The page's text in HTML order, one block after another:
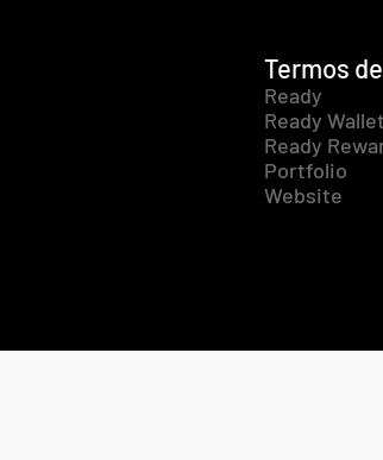
Termos
Ready
Ready Wallet
Ready
Portfolio
Website